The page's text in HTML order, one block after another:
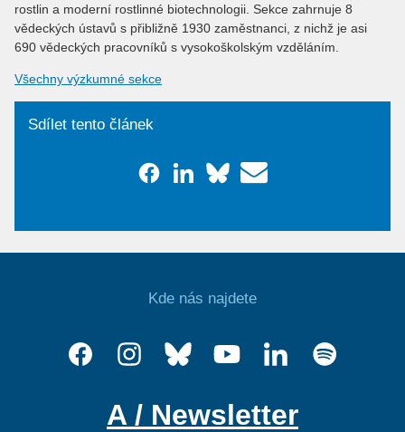
rostlin a moderní rostlinné biotechnologii. Sekce zahrnuje 8
vědeckých ústavů s přibližně 1930 zaměstnanci, z nichž je asi
690 vědeckých pracovníků s vysokoškolským vzděláním.
Všechny výzkumné sekce
Sdílet tento článek
Kde nás najdete
A / Newsletter